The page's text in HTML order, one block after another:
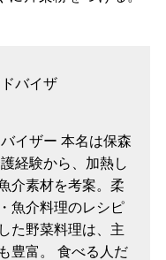
イザー 本名は保森
経験から、加熱し
介素材を考案。柔
魚介料理のレシピ
た野菜料理は、主
豊富。 食べる人だ